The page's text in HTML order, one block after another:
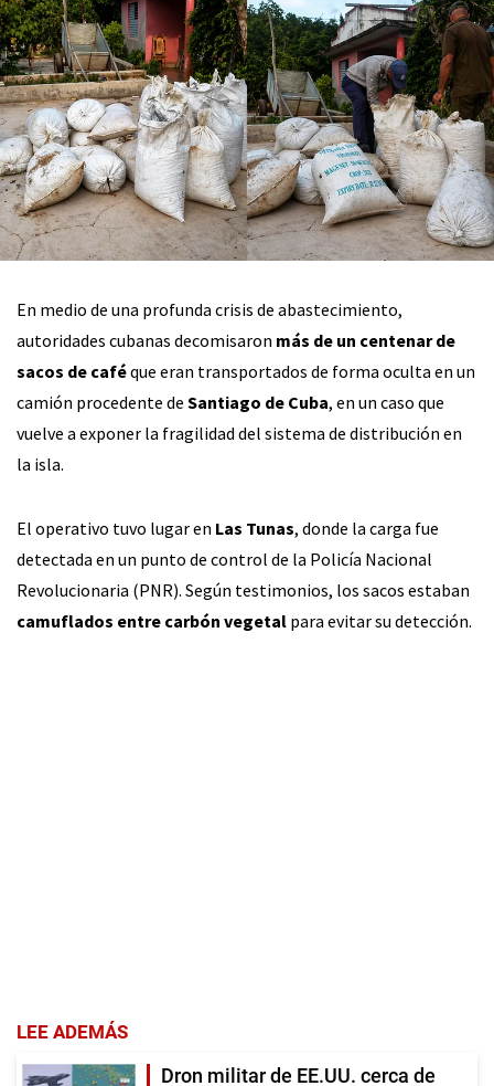
En medio de una profunda crisis de abastecimiento,
autoridades cubanas decomisaron más de un centenar de
sacos de caféque eran transportados de forma oculta en un
camión procedente de Santiago de Cuba, en un caso que
vuelve a exponer la fragilidad del sistema de distribución en
la isla.
El operativo tuvo lugar en Las Tunas, donde la carga fue
detectada en un punto de control de la Policía Nacional
Revolucionaria (PNR). Según testimonios, los sacos estaban
camuflados entre carbón vegetal para evitar su detección.
LEE ADEMÁS
Dron militar de EE.UU. cerca de